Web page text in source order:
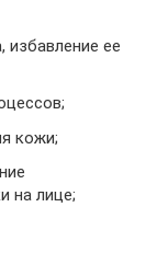
избавление ее
кожи;
на лице;